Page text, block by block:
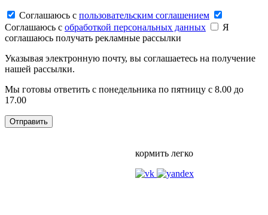
Соглашаюсь c пользовательским соглашением
Соглашаюсь c обработкой персональных данных
Я
соглашаюсь получать рекламные рассылки
Указывая электронную почту, вы соглашаетесь на получение
нашей рассылки.
Мы готовы ответить с понедельника по пятницу с 8.00 до
17.00
кормить легко